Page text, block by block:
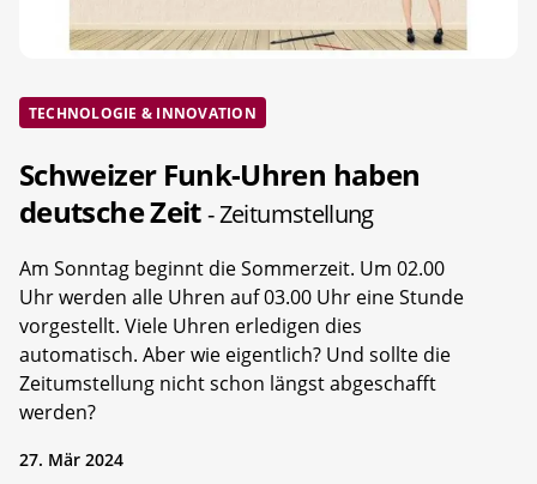
TECHNOLOGIE & INNOVATION
Schweizer Funk-Uhren haben
deutsche Zeit- Zeitumstellung
Am Sonntag beginnt die Sommerzeit. Um 02.00
Uhr werden alle Uhren auf 03.00 Uhr eine Stunde
vorgestellt. Viele Uhren erledigen dies
automatisch. Aber wie eigentlich? Und sollte die
Zeitumstellung nicht schon längst abgeschafft
werden?
27. Mär 2024